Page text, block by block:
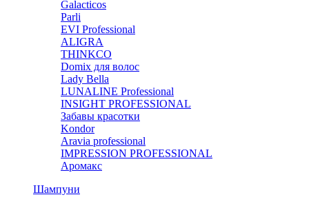
Galacticos
Parli
EVI Professional
ALIGRA
THINKCO
Domix для волос
Lady Bella
LUNALINE Professional
INSIGHT PROFESSIONAL
Забавы красотки
Kondor
Aravia professional
IMPRESSION PROFESSIONAL
Аромакс
Шампуни